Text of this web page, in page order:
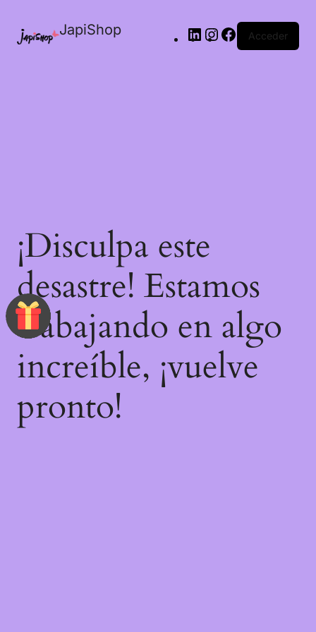
JapiShop Acceder
¡Disculpa este
desastre! Estamos
trabajando en algo
increíble, ¡vuelve
pronto!